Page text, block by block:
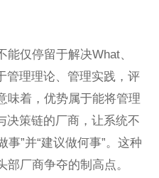
能仅停留于解决What、
管理理论、管理实践，评
味着，优势属于能将管理
决策链的厂商，让系统不
事”并“建议做何事”。这种
厂商争夺的制高点。